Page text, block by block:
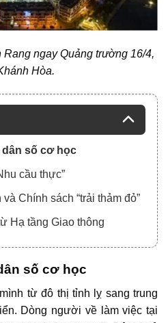
ngay Quảng trường 16/4,
Hòa.
số cơ học
cầu thực”
Chính sách “trải thảm đỏ”
Hạ tầng Giao thông
số cơ học
từ đô thị tỉnh lỵ sang trung
Dòng người về làm việc tại